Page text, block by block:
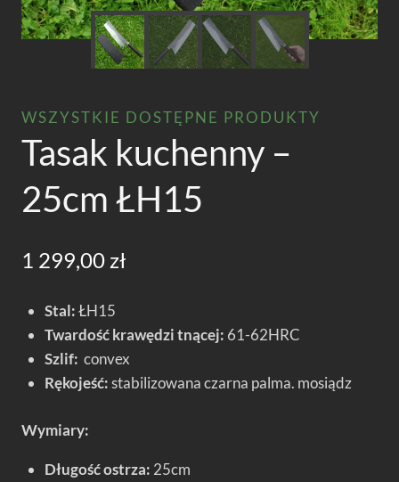
WSZYSTKIE DOSTĘPNE PRODUKTY
Tasak kuchenny –
25cm ŁH15
1 299,00 zł
Stal:ŁH15
Twardość krawędzi tnącej: 61-62HRC
Szlif: convex
Rękojeść:stabilizowana czarna palma. mosiądz
Wymiary:
Długość ostrza: 25cm